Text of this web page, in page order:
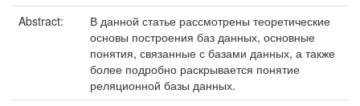
Abstract:
В данной статье рассмотрены теоретические
основы построения баз данных, основные
понятия, связанные с базами данных, а также
более подробно раскрывается понятие
реляционной базы данных.